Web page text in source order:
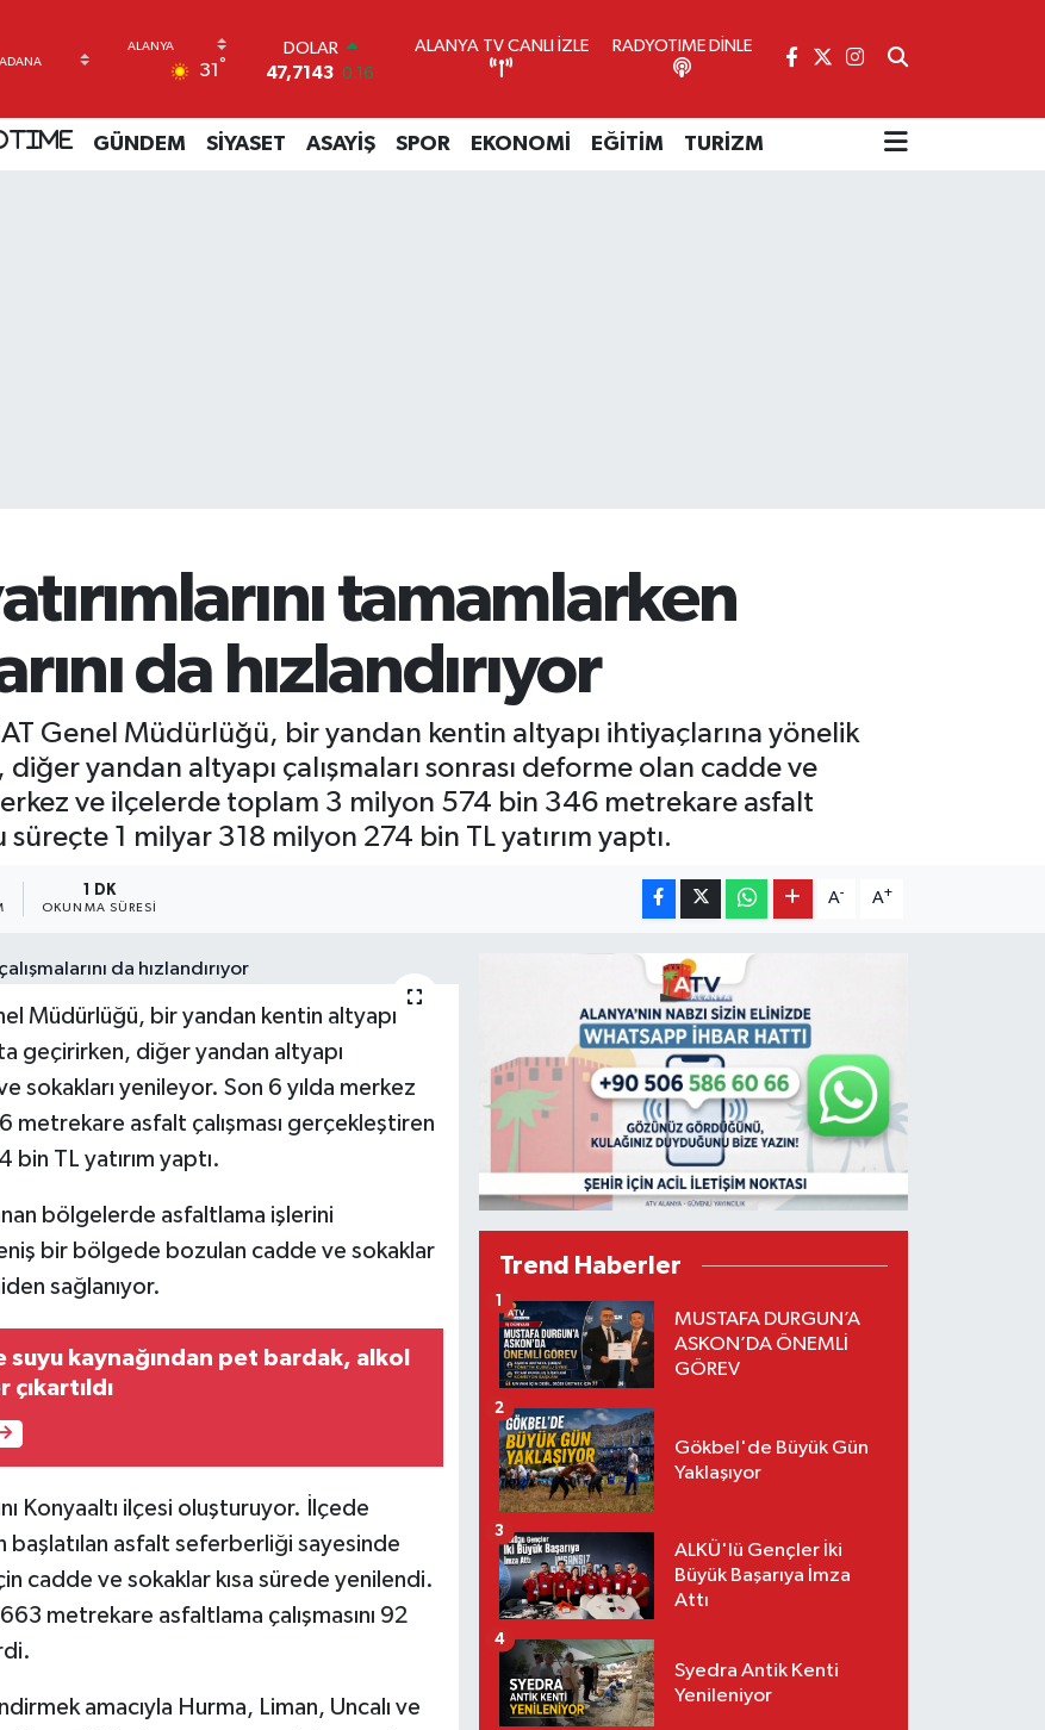
31 °
DOLAR
47,7143 0.16
55,0317 -0.02
STERLİN
ALANYA TV CANLI İZLE RADYOTIME DİNLE
GÜNDEM SİYASET ASAYİŞ SPOR EKONOMİ EĞİTİM TURİZM
tamamlarken
da hızlandırıyor
Genel Müdürlüğü, bir yandan kentin altyapı ihtiyaçlarına yönelik
yandan altyapı çalışmaları sonrası deforme olan cadde ve
ve ilçelerde toplam 3 milyon 574 bin 346 metrekare asfalt
süreçte 1 milyar 318 milyon 274 bin TL yatırım yaptı.
1 DK
OKUNMA SÜRESI
A- A+
Müdürlüğü, bir yandan kentin altyapı
geçirirken, diğer yandan altyapı
sokakları yenileyor. Son 6 yılda merkez
asfalt çalışması gerçekleştiren
TL yatırım yaptı.
bölgelerde asfaltlama işlerini
bir bölgede bozulan cadde ve sokaklar
sağlanıyor.
suyu kaynağından pet bardak, alkol
Konyaaltı ilçesi oluşturuyor. İlçede
başlatılan asfalt seferberliği sayesinde
cadde ve sokaklar kısa sürede yenilendi.
metrekare asfaltlama çalışmasını 92
amacıyla Hurma, Liman, Uncalı ve
Trend Haberler
MUSTAFA DURGUN’A
ASKON’DA ÖNEMLİ
GÖREV
1
Gökbel'de Büyük Gün
Yaklaşıyor
2
ALKÜ'lü Gençler İki
Büyük Başarıya İmza
Attı
3
Syedra Antik Kenti
Yenileniyor
4